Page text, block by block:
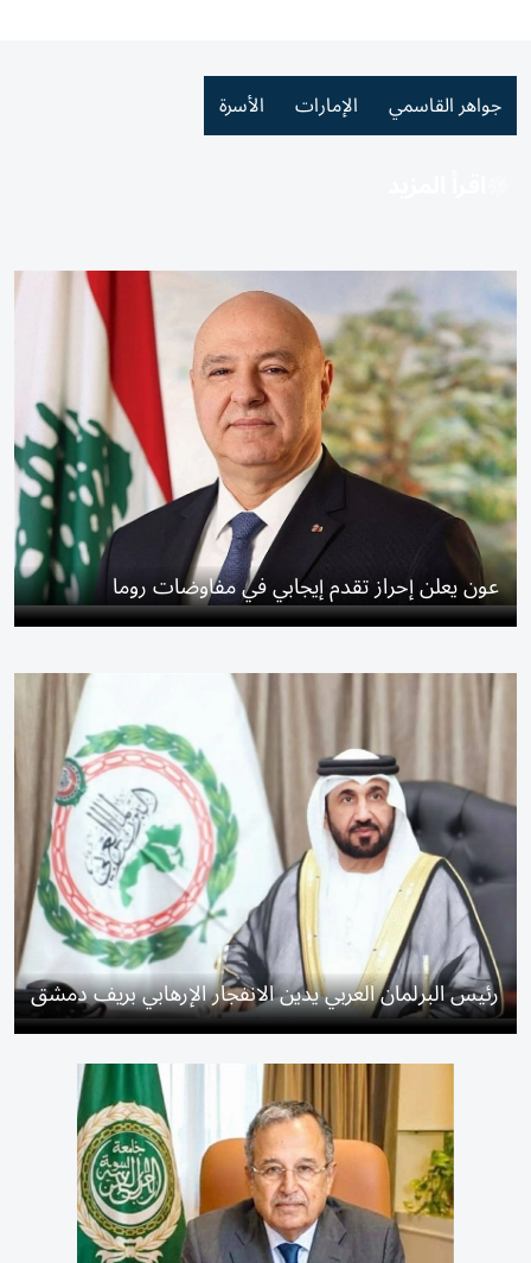
جواهر القاسمي الإمارات الأسرة
عون يعلن إحراز تقدم إيجابي في مفاوضات روما
رئيس البرلمان العربي يدين الانفجار الإرهابي بريف دمشق